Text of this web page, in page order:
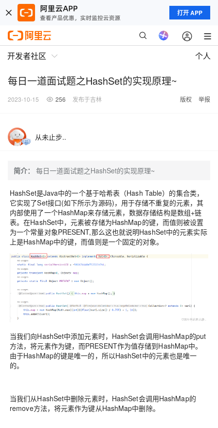
打开 APP
开发者社区 个人
每日一道面试题之HashSet的实现原理~
2023-10-15 256 发布于吉林 版权 举报
从未止步..
简介： 每日一道面试题之HashSet的实现原理~
HashSet是Java中的一个基于哈希表（Hash Table）的集合类，
它实现了Set接口(如下所示为源码)，用于存储不重复的元素，其
内部使用了一个HashMap来存储元素，数据存储结构是数组+链
表。在HashSet中，元素被存储为HashMap的键，而值则被设置
为一个常量对象PRESENT,那么这也就说明HashSet中的元素实际
上是HashMap中的键，而值则是一个固定的对象。
当我们向HashSet中添加元素时，HashSet会调用HashMap的put
方法，将元素作为键，而PRESENT作为值存储到HashMap中。
由于HashMap的键是唯一的，所以HashSet中的元素也是唯一
的。
当我们从HashSet中删除元素时，HashSet会调用HashMap的
remove方法，将元素作为键从HashMap中删除。